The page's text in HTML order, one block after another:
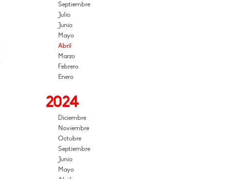
Septiembre
Julio
Junio
Mayo
Abril
Marzo
Febrero
Enero
2024
Diciembre
Noviembre
Octubre
Septiembre
Junio
Mayo